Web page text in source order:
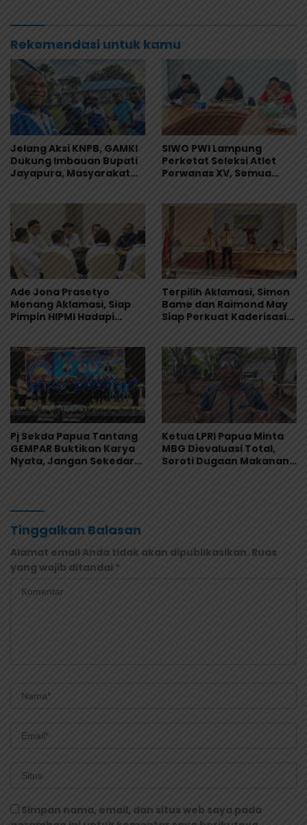
Rekomendasi untuk kamu
Jelang Aksi KNPB, GAMKI
Dukung Imbauan Bupati
Jayapura, Masyarakat
SIWO PWI Lampung
Perketat Seleksi Atlet
Porwanas XV, Semua
Ade Jona Prasetyo
Menang Aklamasi, Siap
Pimpin HIPMI Hadapi
Terpilih Aklamasi, Simon
Bame dan Raimond May
Siap Perkuat Kaderisasi
Pj Sekda Papua Tantang
GEMPAR Buktikan Karya
Nyata, Jangan Sekedar
Ketua LPRI Papua Minta
MBG Dievaluasi Total,
Soroti Dugaan Makanan
Tinggalkan Balasan
Alamat email Anda tidak akan dipublikasikan. Ruas
yang wajib ditandai *
Simpan nama, email, dan situs web saya pada